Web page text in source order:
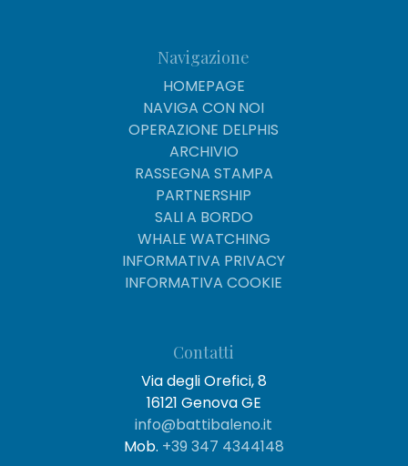
Navigazione
HOMEPAGE
NAVIGA CON NOI
OPERAZIONE DELPHIS
ARCHIVIO
RASSEGNA STAMPA
PARTNERSHIP
SALI A BORDO
WHALE WATCHING
INFORMATIVA PRIVACY
INFORMATIVA COOKIE
Contatti
Via degli Orefici, 8
16121 Genova GE
info@battibaleno.it
Mob. +39 347 4344148